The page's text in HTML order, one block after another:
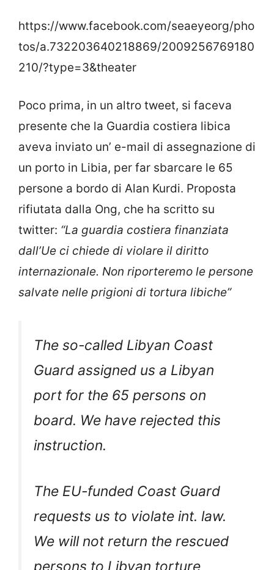
https://www.facebook.com/seaeyeorg/pho
tos/a.732203640218869/2009256769180
210/?type=3&theater
Poco prima, in un altro tweet, si faceva
presente che la Guardia costiera libica
aveva inviato un’ e-mail di assegnazione di
un porto in Libia, per far sbarcare le 65
persone a bordo di Alan Kurdi. Proposta
rifiutata dalla Ong, che ha scritto su
twitter: “La guardia costiera finanziata
dall’Ue ci chiede di violare il diritto
internazionale. Non riporteremo le persone
salvate nelle prigioni di tortura libiche”
The so-called Libyan Coast
Guard assigned us a Libyan
port for the 65 persons on
board. We have rejected this
instruction.
The EU-funded Coast Guard
requests us to violate int. law.
We will not return the rescued
persons to Libyan torture